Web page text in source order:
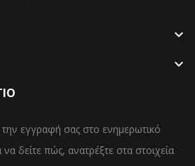


εγγραφή σας στο ενημερωτικό
δείτε πώς, ανατρέξτε στα στοιχεία